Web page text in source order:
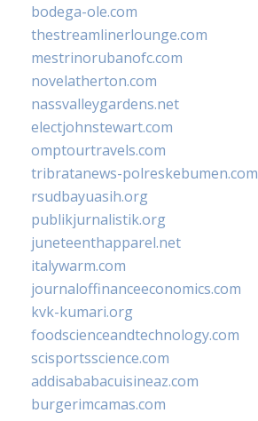
bodega-ole.com
thestreamlinerlounge.com
mestrinorubanofc.com
novelatherton.com
nassvalleygardens.net
electjohnstewart.com
omptourtravels.com
tribratanews-polreskebumen.com
rsudbayuasih.org
publikjurnalistik.org
juneteenthapparel.net
italywarm.com
journaloffinanceeconomics.com
kvk-kumari.org
foodscienceandtechnology.com
scisportsscience.com
addisababacuisineaz.com
burgerimcamas.com